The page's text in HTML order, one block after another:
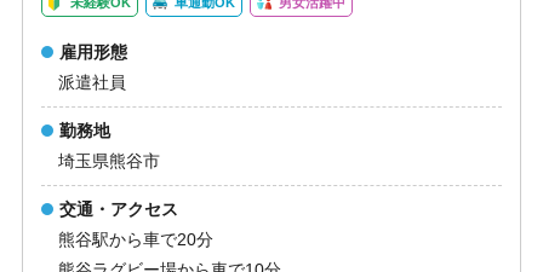
雇用形態
派遣社員
勤務地
埼玉県熊谷市
交通・アクセス
熊谷駅から車で20分